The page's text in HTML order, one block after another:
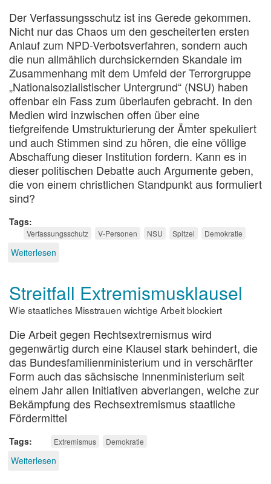
Der Verfassungsschutz ist ins Gerede gekommen.
Nicht nur das Chaos um den gescheiterten ersten
Anlauf zum NPD-Verbotsverfahren, sondern auch
die nun allmählich durchsickernden Skandale im
Zusammenhang mit dem Umfeld der Terrorgruppe
„Nationalsozialistischer Untergrund“ (NSU) haben
offenbar ein Fass zum überlaufen gebracht. In den
Medien wird inzwischen offen über eine
tiefgreifende Umstrukturierung der Ämter spekuliert
und auch Stimmen sind zu hören, die eine völlige
Abschaffung dieser Institution fordern. Kann es in
dieser politischen Debatte auch Argumente geben,
die von einem christlichen Standpunkt aus formuliert
sind?
Tags
Verfassungsschutz V-Personen NSU Spitzel Demokratie
Weiterlesen
Mittäter?
Streitfall Extremismusklausel
Wie staatliches Misstrauen wichtige Arbeit blockiert
Die Arbeit gegen Rechtsextremismus wird
gegenwärtig durch eine Klausel stark behindert, die
das Bundesfamilienministerium und in verschärfter
Form auch das sächsische Innenministerium seit
einem Jahr allen Initiativen abverlangen, welche zur
Bekämpfung des Rechsextremismus staatliche
Fördermittel
Tags Extremismus Demokratie
Weiterlesen